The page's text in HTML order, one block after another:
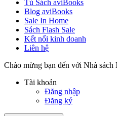
Tủ Sách aviBooks
Blog aviBooks
Sale In Home
Sách Flash Sale
Kết nối kinh doanh
Liên hệ
Chào mừng bạn đến với Nhà sách
Tài khoản
Đăng nhập
Đăng ký